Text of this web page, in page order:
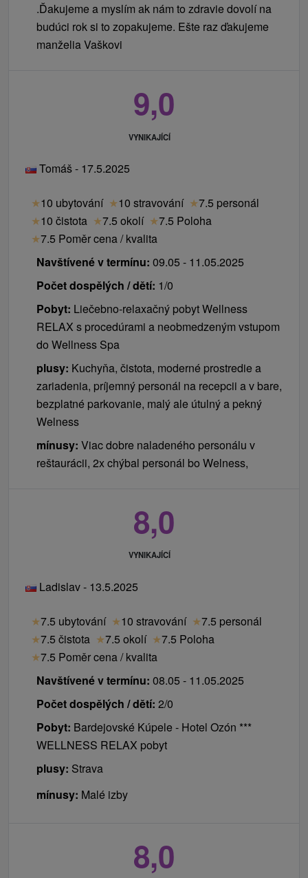
.Ďakujeme a myslím ak nám to zdravie dovolí na
budúci rok si to zopakujeme. Ešte raz ďakujeme
manželia Vaškovi
9,0
VYNIKAJÍCÍ
Tomáš - 17.5.2025
★10 ubytování ★10 stravování ★7.5 personál
★10 čistota ★7.5 okolí ★7.5 Poloha
★7.5 Poměr cena / kvalita
Navštívené v termínu: 09.05 - 11.05.2025
Počet dospělých / dětí: 1/0
Pobyt: Liečebno-relaxačný pobyt Wellness
RELAX s procedúrami a neobmedzeným vstupom
do Wellness Spa
plusy: Kuchyňa, čistota, moderné prostredie a
zariadenia, príjemný personál na recepcii a v bare,
bezplatné parkovanie, malý ale útulný a pekný
Welness
mínusy: Viac dobre naladeného personálu v
reštaurácii, 2x chýbal personál bo Welness,
8,0
VYNIKAJÍCÍ
Ladislav - 13.5.2025
★7.5 ubytování ★10 stravování ★7.5 personál
★7.5 čistota ★7.5 okolí ★7.5 Poloha
★7.5 Poměr cena / kvalita
Navštívené v termínu: 08.05 - 11.05.2025
Počet dospělých / dětí: 2/0
Pobyt: Bardejovské Kúpele - Hotel Ozón ***
WELLNESS RELAX pobyt
plusy: Strava
mínusy: Malé izby
8,0